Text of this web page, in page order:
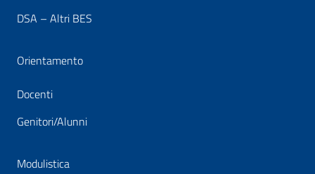
DSA – Altri BES
Orientamento
Docenti
Genitori/Alunni
Modulistica